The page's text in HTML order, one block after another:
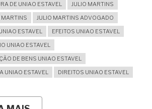
DE UNIAO ESTAVEL
JULIO MARTINS
MARTINS
JULIO MARTINS ADVOGADO
ESTAVEL
EFEITOS UNIAO ESTAVEL
UNIAO ESTAVEL
DE BENS UNIAO ESTAVEL
UNIAO ESTAVEL
DIREITOS UNIAO ESTAVEL